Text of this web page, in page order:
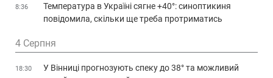
8:36
Температура в Україні сягне +40°: синоптикиня
повідомила, скільки ще треба протриматись
4 Серпня
18:30
У Вінниці прогнозують спеку до 38° та можливий